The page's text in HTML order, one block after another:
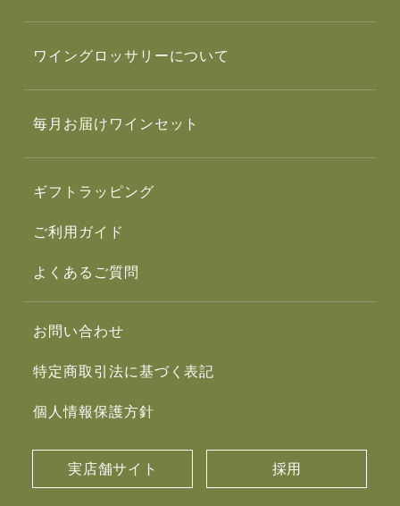
ワイングロッサリーについて
毎月お届けワインセット
ギフトラッピング
ご利用ガイド
よくあるご質問
お問い合わせ
特定商取引法に基づく表記
個人情報保護方針
実店舗サイト 採用